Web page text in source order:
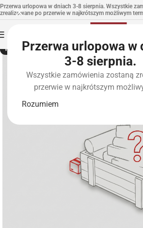
Przerwa urlopowa w
3-8 sierpnia.
Wszystkie zamówienia zostaną
przerwie w najkrótszym
Rozumiem
Przerwa urlopowa w dniach 3-8 sierpnia. Wszystkie
zrealizowane po przerwie w najkrótszym możliwym
WYPRZEDANE